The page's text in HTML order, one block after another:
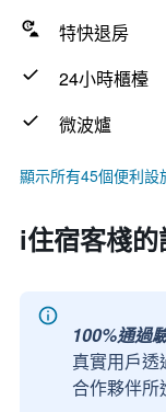
特快退房
24小時櫃檯
微波爐
顯示所有45個便利設
i住宿客棧的
100%通過
真實用戶
合作夥伴所